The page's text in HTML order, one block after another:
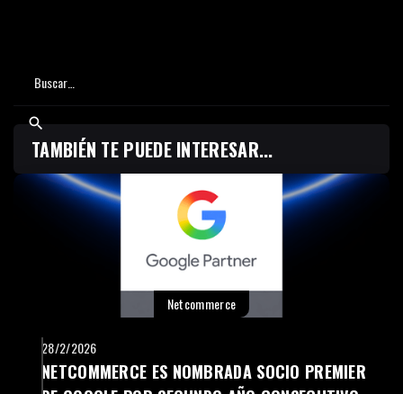
TAMBIÉN TE PUEDE INTERESAR...
Netcommerce
28/2/2026
NETCOMMERCE ES NOMBRADA SOCIO PREMIER